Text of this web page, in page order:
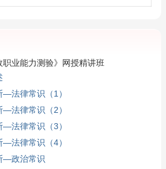
业能力测验》网授精讲班
法律常识（1）
法律常识（2）
法律常识（3）
法律常识（4）
—政治常识